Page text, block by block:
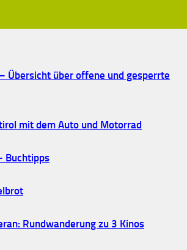
Übersicht über offene und gesperrte
mit dem Auto und Motorrad
Buchtipps
Rundwanderung zu 3 Kinos